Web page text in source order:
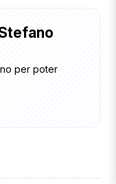
per poter